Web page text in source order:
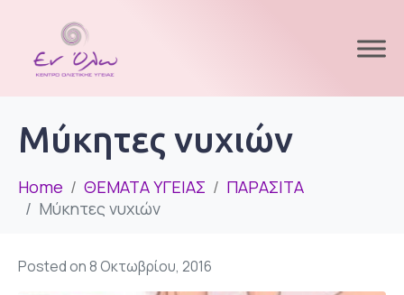
Μύκητες νυχιών
Home ΘΕΜΑΤΑ ΥΓΕΙΑΣ
ΠΑΡΑΣΙΤΑ
Μύκητες νυχιών
Posted on8 Οκτωβρίου, 2016